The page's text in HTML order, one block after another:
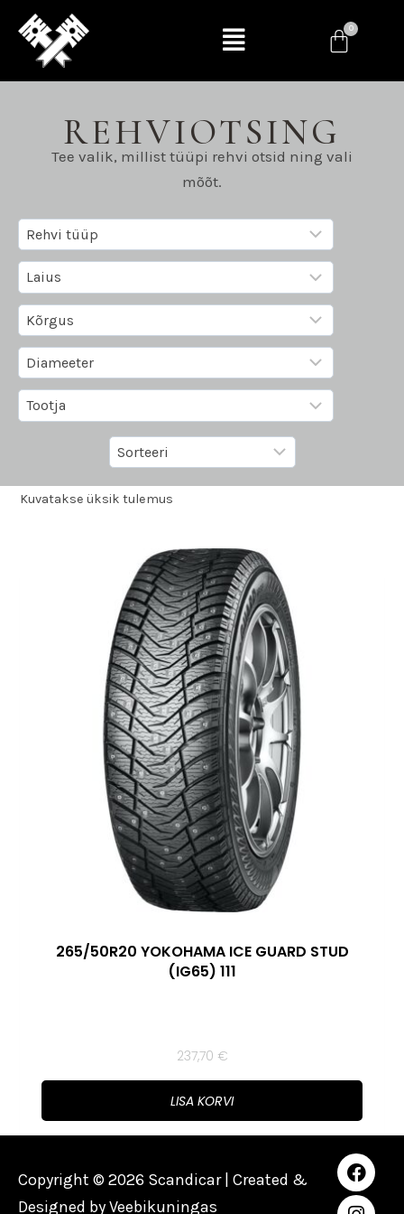
REHVIOTSING
Tee valik, millist tüüpi rehvi otsid ning vali
mõõt.
Kuvatakse üksik tulemus
265/50R20 YOKOHAMA ICE GUARD STUD
(IG65) 111
237,70 €
LISA KORVI
Copyright © 2026 Scandicar | Created &
Designed byVeebikuningas